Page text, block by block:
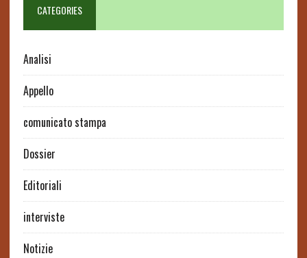
CATEGORIES
Analisi
Appello
comunicato stampa
Dossier
Editoriali
interviste
Notizie